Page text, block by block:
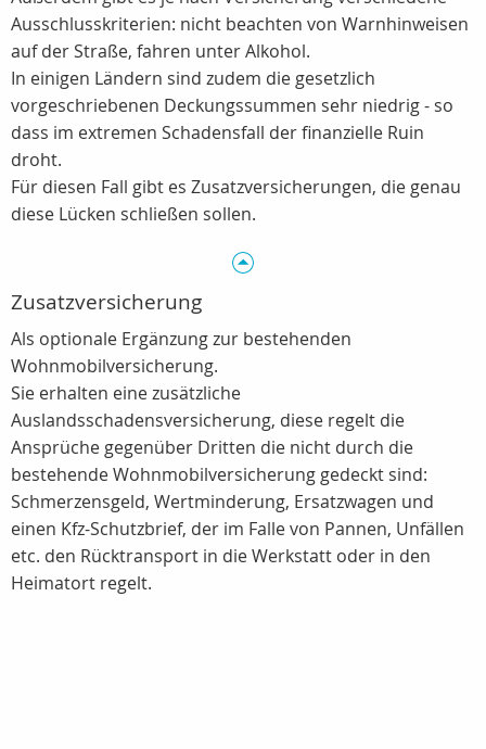
Ausschlusskriterien: nicht beachten von Warnhinweisen
auf der Straße, fahren unter Alkohol.
In einigen Ländern sind zudem die gesetzlich
vorgeschriebenen Deckungssummen sehr niedrig - so
dass im extremen Schadensfall der finanzielle Ruin
droht.
Für diesen Fall gibt es Zusatzversicherungen, die genau
diese Lücken schließen sollen.
Zusatzversicherung
Als optionale Ergänzung zur bestehenden
Wohnmobilversicherung.
Sie erhalten eine zusätzliche
Auslandsschadensversicherung, diese regelt die
Ansprüche gegenüber Dritten die nicht durch die
bestehende Wohnmobilversicherung gedeckt sind:
Schmerzensgeld, Wertminderung, Ersatzwagen und
einen Kfz-Schutzbrief, der im Falle von Pannen, Unfällen
etc. den Rücktransport in die Werkstatt oder in den
Heimatort regelt.